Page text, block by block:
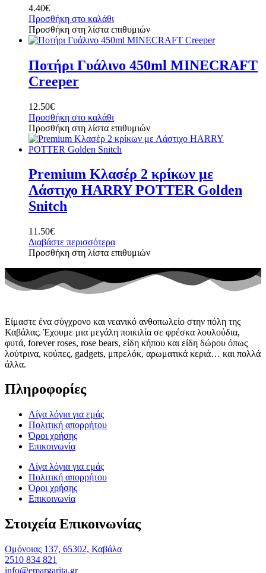
4.40€
Προσθήκη στο καλάθι
Προσθήκη στη λίστα επιθυμιών
Ποτήρι Γυάλινο 450ml MINECRAFT
Creeper
12.50€
Προσθήκη στο καλάθι
Προσθήκη στη λίστα επιθυμιών
Premium Κλασέρ 2 κρίκων με
Λάστιχο HARRY POTTER Golden
Snitch
11.50€
Διαβάστε περισσότερα
Προσθήκη στη λίστα επιθυμιών
Είμαστε ένα σύγχρονο και νεανικό ανθοπωλείο στην πόλη της
Καβάλας. Έχουμε μια μεγάλη ποικιλία σε φρέσκα λουλούδια,
φυτά, forever roses, rose bears, είδη κήπου και είδη δώρου όπως
λούτρινα, κούπες, gadgets, μπρελόκ, αρωματικά κεριά… και πολλά
άλλα.
Πληροφορίες
Λίγα λόγια για εμάς
Πολιτική απορρήτου
Όροι χρήσης
Επικοινωνία
Λίγα λόγια για εμάς
Πολιτική απορρήτου
Όροι χρήσης
Επικοινωνία
Στοιχεία Επικοινωνίας
Ομόνοιας 137, 65302, Καβάλα
2510 834 821
info@emargarita.gr